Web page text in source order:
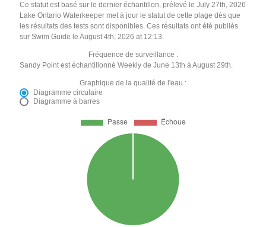
Ce statut est basé sur le dernier échantillon, prélevé le July 27th, 2026
Lake Ontario Waterkeeper met à jour le statut de cette plage dès que
les résultats des tests sont disponibles. Ces résultats ont été publiés
sur Swim Guide le August 4th, 2026 at 12:13.
Fréquence de surveillance :
Sandy Point est échantillonné Weekly de June 13th à August 29th.
Graphique de la qualité de l'eau :
Diagramme circulaire
Diagramme à barres